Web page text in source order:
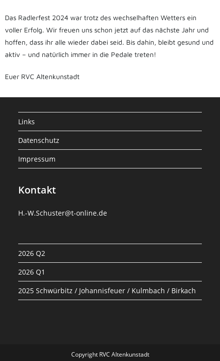
Das Radlerfest 2024 war trotz des wechselhaften Wetters ein
voller Erfolg. Wir freuen uns schon jetzt auf das nächste Jahr und
hoffen, dass ihr alle wieder dabei seid. Bis dahin, bleibt gesund und
aktiv – und natürlich immer in die Pedale treten!
Euer RVC Altenkunstadt
Links
Datenschutz
Impressum
Kontakt
H.-W.Schuster@t-online.de
2026 Q2
2026 Q1
2025 Schwürbitz / Johannisfeuer / Kulmbach / Birkach
Copyright RVC Altenkunstadt